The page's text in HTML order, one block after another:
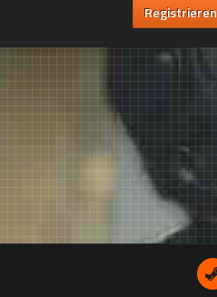
Registrieren